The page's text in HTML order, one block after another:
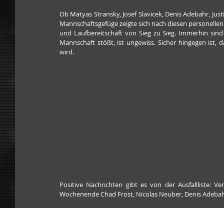
Ob Matyas Stransky, Josef Slavicek, Denis Adebahr,
Mannschaftsgefüge zeigte sich nach diesen
und Laufbereitschaft von Sieg zu Sieg. Immerhin
Mannschaft stößt, ist ungewiss. Sicher hingegen ist,
wird.
Positive Nachrichten gibt es von der Ausfallliste:
Wochenende Chad Frost, Nicolas Neuber, Denis